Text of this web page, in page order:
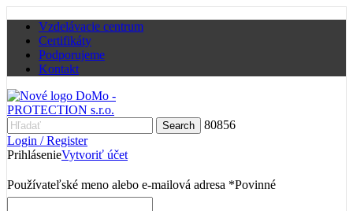
Vzdelávacie centrum
Certifikáty
Podporujeme
Kontakt
Search
80856
Login / Register
PrihlásenieVytvoriť účet
Používateľské meno alebo e-mailová adresa *Povinné